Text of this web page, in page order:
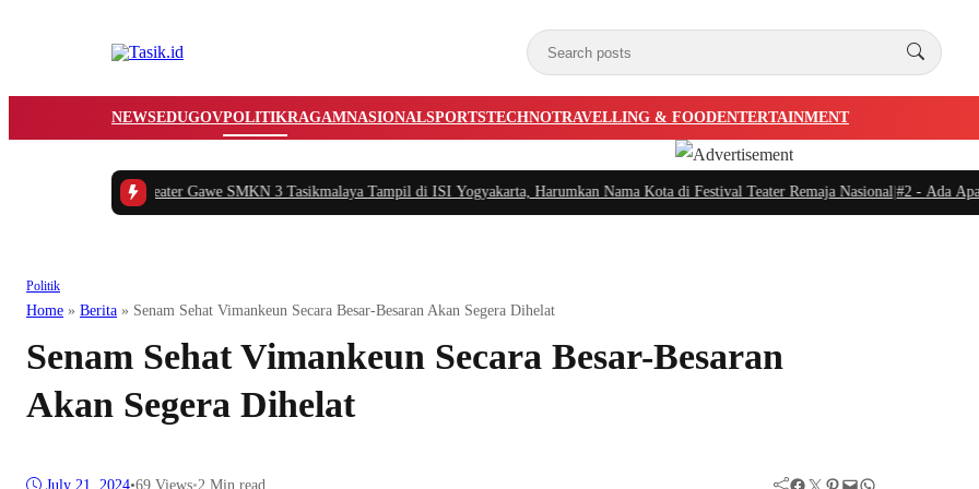
NEWSEDUGOVPOLITIKRAGAMNASIONALSPORTSTECHNOTRAVELLING & FOODENTERTAINMENT
Apreasiasi Teater Gawe SMKN 3 Tasikmalaya Tampil di ISI Yogyakarta, Harumkan Nama Kota di Festival Teater Remaja Nasional|#2 -Ada Apa
Politik
Home » Berita » Senam Sehat Vimankeun Secara Besar-Besaran Akan Segera Dihelat
Senam Sehat Vimankeun Secara Besar-Besaran
Akan Segera Dihelat
July 21, 2024•69 Views•2 Min read Facebook Twitter Pinterest Mail WhatsApp